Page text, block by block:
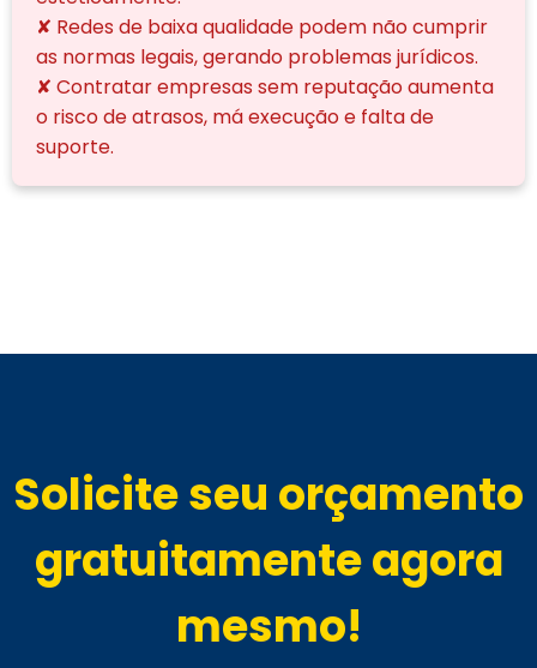
✘ Redes de baixa qualidade podem não cumprir
as normas legais, gerando problemas jurídicos.
✘ Contratar empresas sem reputação aumenta
o risco de atrasos, má execução e falta de
suporte.
Solicite seu orçamento
gratuitamente agora
mesmo!